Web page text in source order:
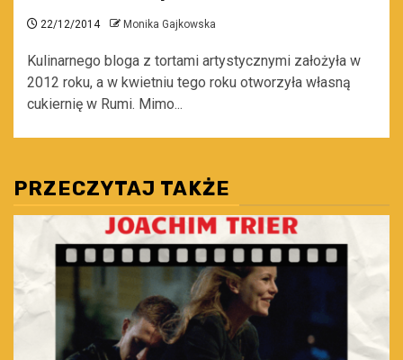
22/12/2014 Monika Gajkowska
Kulinarnego bloga z tortami artystycznymi założyła w
2012 roku, a w kwietniu tego roku otworzyła własną
cukiernię w Rumi. Mimo...
PRZECZYTAJ TAKŻE